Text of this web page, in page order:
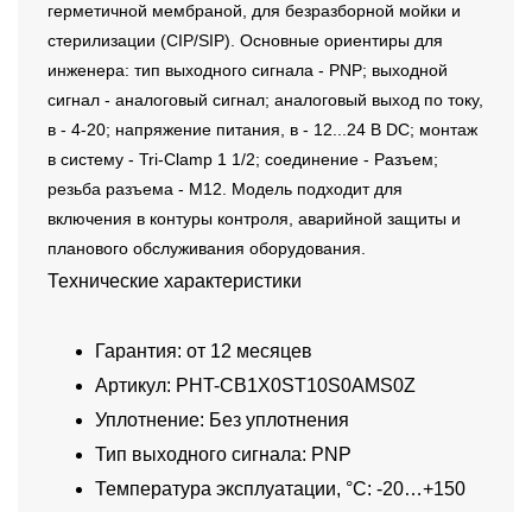
герметичной мембраной, для безразборной мойки и
стерилизации (CIP/SIP). Основные ориентиры для
инженера: тип выходного сигнала - PNP; выходной
сигнал - аналоговый сигнал; аналоговый выход по току,
в - 4-20; напряжение питания, в - 12...24 В DC; монтаж
в систему - Tri-Clamp 1 1/2; соединение - Разъем;
резьба разъема - M12. Модель подходит для
включения в контуры контроля, аварийной защиты и
планового обслуживания оборудования.
Технические характеристики
Гарантия: от 12 месяцев
Артикул: PHT-CB1X0ST10S0AMS0Z
Уплотнение: Без уплотнения
Тип выходного сигнала: PNP
Температура эксплуатации, °C: -20…+150